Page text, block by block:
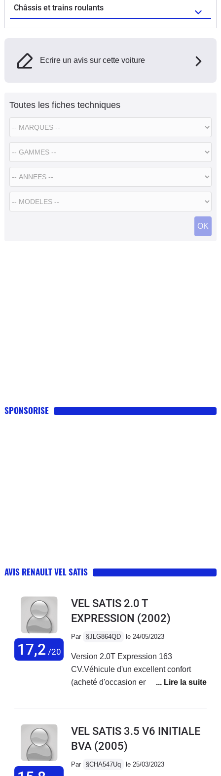
Châssis et trains roulants
Ecrire un avis sur cette voiture
Toutes les fiches techniques
SPONSORISE
AVIS RENAULT VEL SATIS
17,2 /20
VEL SATIS 2.0 T
EXPRESSION (2002)
Par §JLG864QD le 24/05/2023
Version 2.0T Expression 163
CV.Véhicule d'un excellent confort
(acheté d'occasion en 2015 avec
mensuels vers mon entreprise en
étonné de la remarque concernant
l'usure des pneus : mes Michelin
VEL SATIS 3.5 V6 INITIALE
BVA (2005)
Par §CHA547Uq le 25/03/2023